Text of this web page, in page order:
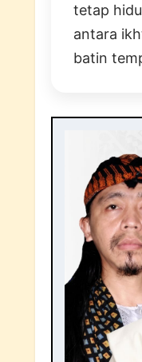
tetap
antara
batin